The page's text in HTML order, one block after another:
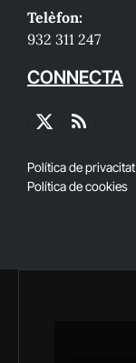
Telèfon:
932 311 247
CONNECTA
X
RSS
Política de privacitat
Política de cookies